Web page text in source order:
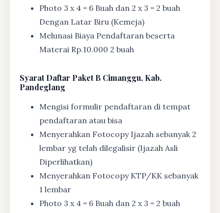
Photo 3 x 4 = 6 Buah dan 2 x 3 = 2 buah
Dengan Latar Biru (Kemeja)
Melunasi Biaya Pendaftaran beserta
Materai Rp.10.000 2 buah
SyaratDaftar Paket B Cimanggu, Kab.
Pandeglang
Mengisi formulir pendaftaran di tempat
pendaftaran atau bisa
Menyerahkan Fotocopy Ijazah sebanyak 2
lembar yg telah dilegalisir (Ijazah Asli
Diperlihatkan)
Menyerahkan Fotocopy KTP/KK sebanyak
1 lembar
Photo 3 x 4 = 6 Buah dan 2 x 3 = 2 buah